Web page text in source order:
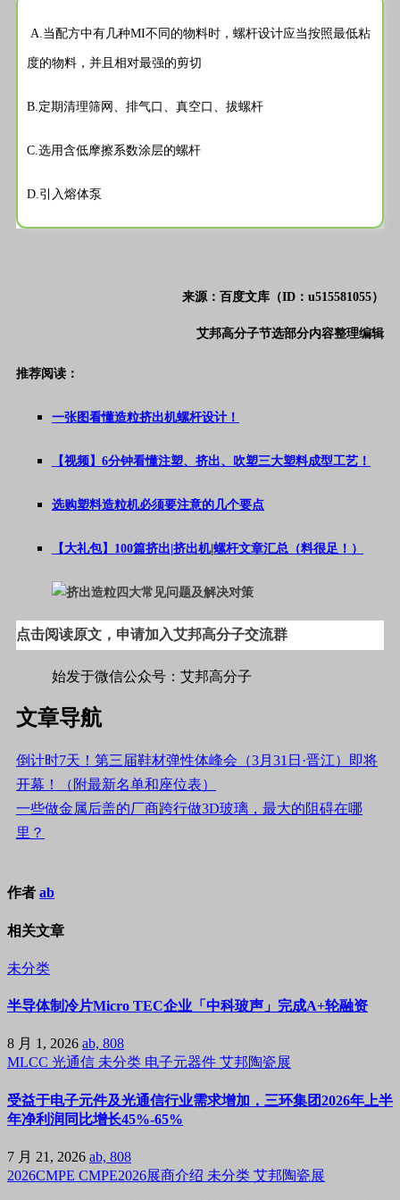
A.当配方中有几种MI不同的物料时，螺杆设计应当按照最低粘
度的物料，并且相对最强的剪切
B.定期清理筛网、排气口、真空口、拔螺杆
C.选用含低摩擦系数涂层的螺杆
D.引入熔体泵
来源：百度文库（ID：u515581055）
艾邦高分子节选部分内容整理编辑
推荐阅读：
一张图看懂造粒挤出机螺杆设计！
【视频】6分钟看懂注塑、挤出、吹塑三大塑料成型工艺！
选购塑料造粒机必须要注意的几个要点
【大礼包】100篇挤出|挤出机|螺杆文章汇总（料很足！）
点击阅读原文，申请加入艾邦高分子交流群
始发于微信公众号：艾邦高分子
文章导航
倒计时7天！第三届鞋材弹性体峰会（3月31日·晋江）即将
开幕！（附最新名单和座位表）
一些做金属后盖的厂商跨行做3D玻璃，最大的阻碍在哪
里？
作者 ab
相关文章
未分类
半导体制冷片Micro TEC企业「中科玻声」完成A+轮融资
8 月 1, 2026 ab, 808
MLCC 光通信 未分类 电子元器件 艾邦陶瓷展
受益于电子元件及光通信行业需求增加，三环集团2026年上半
年净利润同比增长45%-65%
7 月 21, 2026 ab, 808
2026CMPE CMPE2026展商介绍 未分类 艾邦陶瓷展